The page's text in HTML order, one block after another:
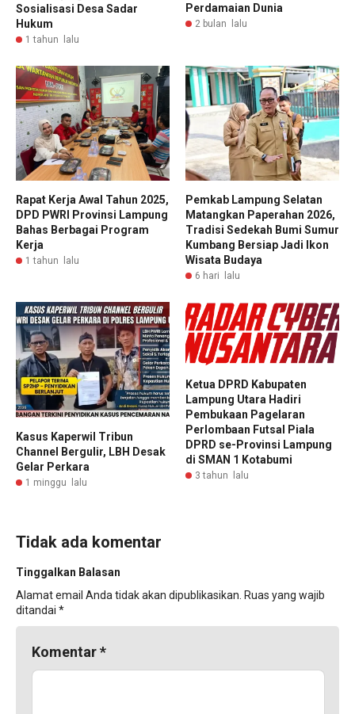
Sosialisasi Desa Sadar
Hukum
1 tahun lalu
Perdamaian Dunia
2 bulan lalu
Rapat Kerja Awal Tahun 2025,
DPD PWRI Provinsi Lampung
Bahas Berbagai Program
Kerja
1 tahun lalu
Pemkab Lampung Selatan
Matangkan Paperahan 2026,
Tradisi Sedekah Bumi Sumur
Kumbang Bersiap Jadi Ikon
Wisata Budaya
6 hari lalu
Kasus Kaperwil Tribun
Channel Bergulir, LBH Desak
Gelar Perkara
1 minggu lalu
Ketua DPRD Kabupaten
Lampung Utara Hadiri
Pembukaan Pagelaran
Perlombaan Futsal Piala
DPRD se-Provinsi Lampung
di SMAN 1 Kotabumi
3 tahun lalu
Tidak ada komentar
Tinggalkan Balasan
Alamat email Anda tidak akan dipublikasikan. Ruas yang wajib
ditandai *
Komentar*